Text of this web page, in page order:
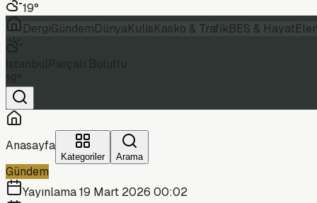
19°
DergiGündemDünyaKulisKasko & TrafikBES & Hayat
Anasayfa
Kategoriler Arama
Gündem
Yayınlama19 Mart 2026 00:02